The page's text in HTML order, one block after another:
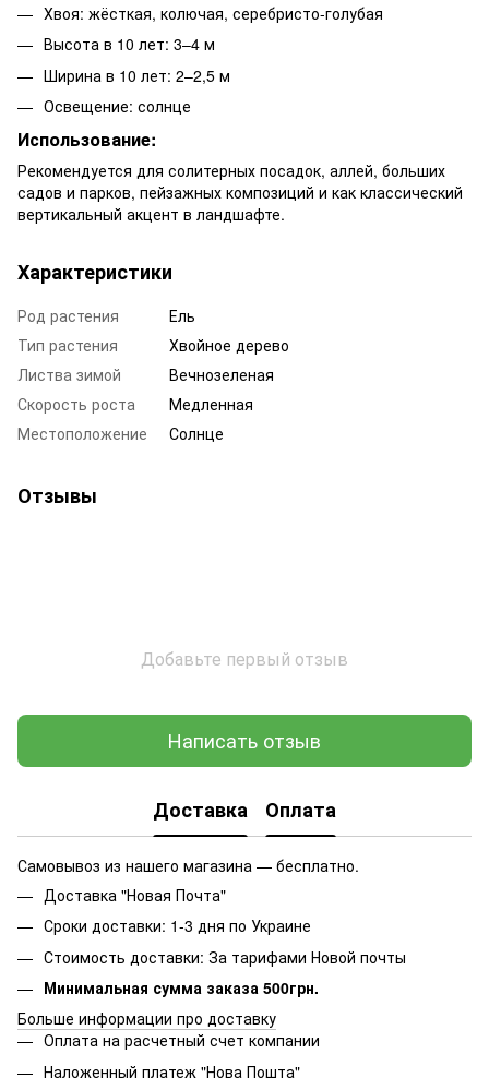
Хвоя: жёсткая, колючая, серебристо-голубая
Высота в 10 лет: 3–4 м
Ширина в 10 лет: 2–2,5 м
Освещение: солнце
Использование:
Рекомендуется для солитерных посадок, аллей, больших
садов и парков, пейзажных композиций и как классический
вертикальный акцент в ландшафте.
Характеристики
Род растения
Ель
Тип растения
Хвойное дерево
Листва зимой
Вечнозеленая
Скорость роста
Медленная
Местоположение
Солнце
Отзывы
Добавьте первый отзыв
Написать отзыв
Доставка Оплата
Самовывоз из нашего магазина — бесплатно.
Доставка "Новая Почта"
Сроки доставки: 1-3 дня по Украине
Стоимость доставки: За тарифами Новой почты
Минимальная сумма заказа 500грн.
Больше информации про доставку
Оплата на расчетный счет компании
Наложенный платеж "Нова Пошта"